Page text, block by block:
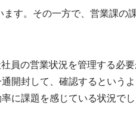
す。その一方で、営業課の
員の営業状況を管理する必
封して、確認するというよ
に課題を感じている状況で